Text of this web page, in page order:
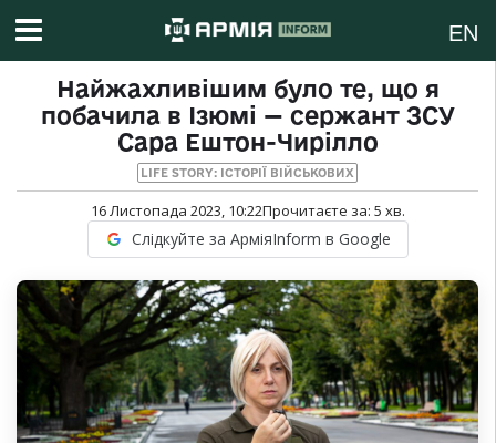
EN
Найжахливішим було те, що я
побачила в Ізюмі — сержант ЗСУ
Сара Ештон-Чирілло
LIFE STORY: ІСТОРІЇ ВІЙСЬКОВИХ
16 Листопада 2023, 10:22Прочитаєте за: 5 хв.
Слідкуйте за АрміяInform в Google